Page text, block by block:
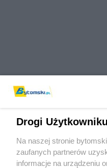
Wydawca mediów lokalnych
Drogi
Na naszej stronie
zaufanych partnerów
informacje na urządzeniu